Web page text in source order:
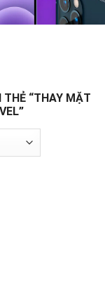
“THAY MẶT